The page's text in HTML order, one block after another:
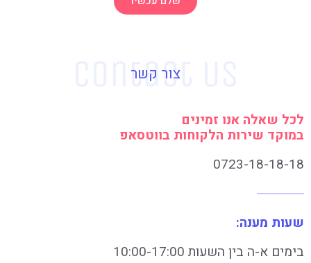
צור קשר
לכל שאלה אנו זמינים
במוקד שירות הלקוחות בווטסאפ
0723-18-18-18
שעות מענה:
בימים א-ה בין השעות 10:00-17:00